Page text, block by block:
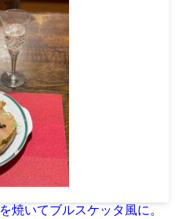
焼いてブルスケッタ風に。